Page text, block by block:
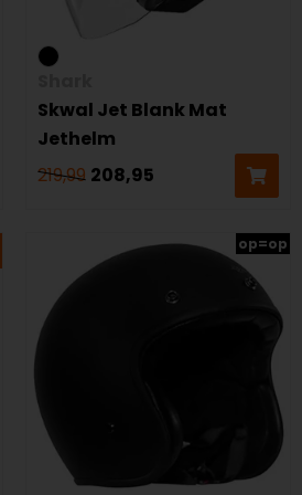
Skwal Jet Blank Mat
Jethelm
219,99 208,95
op=op